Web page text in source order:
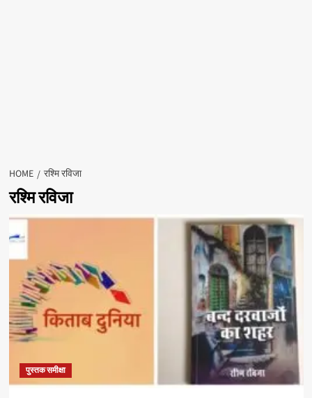
HOME रश्मि रविजा
रश्मि रविजा
पुस्तक समीक्षा